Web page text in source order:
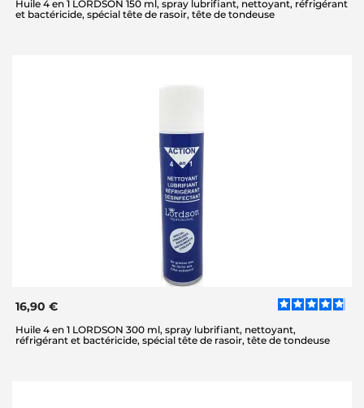
Huile 4 en 1 LORDSON 150 ml, spray lubrifiant, nettoyant, réfrigérant
et bactéricide, spécial tête de rasoir, tête de tondeuse
16,90 €
Huile 4 en 1 LORDSON 300 ml, spray lubrifiant, nettoyant,
réfrigérant et bactéricide, spécial tête de rasoir, tête de tondeuse